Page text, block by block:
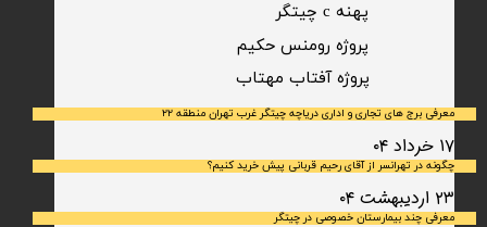
معرفی برج های تجاری و اداری دریاچه چیتگر غرب تهران منطقه ۲۲
۱۷ خرداد ۰۴
چگونه در تهرانسر از آقای رحیم قربانی پیش خرید کنیم؟
۲۳ اردیبهشت ۰۴
معرفی چند بیمارستان خصوصی در چیتگر
​پروژه آفتاب مهتاب
پروژه رومنس حکیم
پهنه c چیتگر